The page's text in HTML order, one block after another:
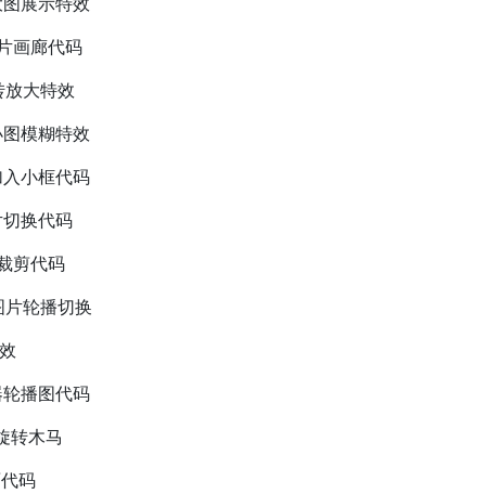
画廊代码
放大特效
模糊特效
小框代码
换代码
剪代码
轮播切换
播图代码
转木马
码